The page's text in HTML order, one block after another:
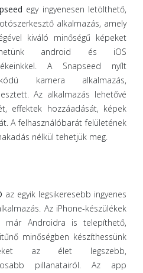
egy ingyenesen letölthető,
alkalmazás, amely
kiváló minőségű képeket
android és iOS
A Snapseed nyílt
kamera alkalmazás,
Az alkalmazás lehetővé
effektek hozzáadását, képek
A felhasználóbarát felületének
nélkül tehetjük meg.
az egyik legsikeresebb ingyenes
Az iPhone-készülékek
már Androidra is telepíthető,
minőségben készíthessünk
az élet legszebb,
pillanatairól. Az app